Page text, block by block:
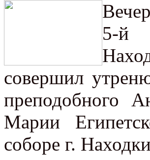
5-й
совершил
преподобного
Марии
соборе г.